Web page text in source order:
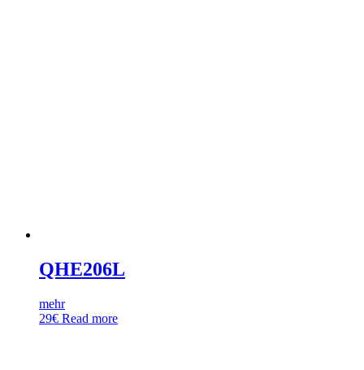
QHE206L
mehr
29€ Read more